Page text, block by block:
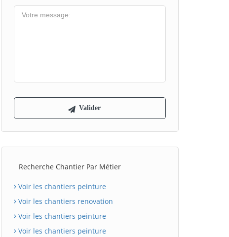
Recherche Chantier Par Métier
Voir les chantiers peinture
Voir les chantiers renovation
Voir les chantiers peinture
Voir les chantiers peinture